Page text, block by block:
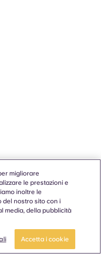
migliorare
le prestazioni e
inoltre le
del nostro sito con i
media, della pubblicità
Accetta i cookie